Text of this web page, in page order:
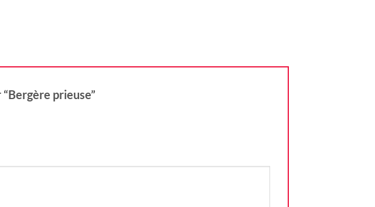
prieuse”